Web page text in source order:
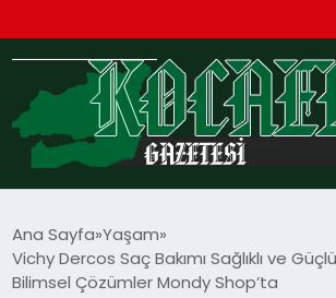
TEKNOLOJI
Ana Sayfa Yaşam
Vichy Dercos Saç Bakımı Sağlıklı ve
Bilimsel Çözümler Mondy Shop’ta